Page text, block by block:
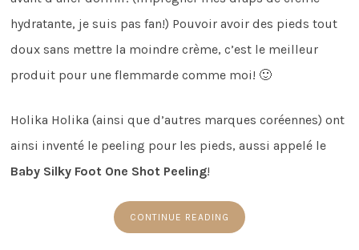
hydratante, je suis pas fan!) Pouvoir avoir des pieds tout
doux sans mettre la moindre crème, c’est le meilleur
produit pour une flemmarde comme moi! 🙂
Holika Holika (ainsi que d’autres marques coréennes) ont
ainsi inventé le peeling pour les pieds, aussi appelé le
Baby Silky Foot One Shot Peeling!
CONTINUE READING